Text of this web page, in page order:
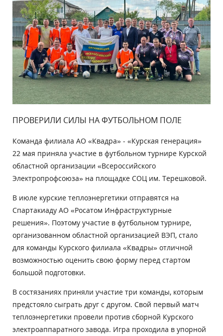
ПРОВЕРИЛИ СИЛЫ НА ФУТБОЛЬНОМ ПОЛЕ
Команда филиала АО «Квадра» - «Курская генерация»
22 мая приняла участие в футбольном турнире Курской
областной организации «Всероссийского
Электропрофсоюза» на площадке СОЦ им. Терешковой.
В июле курские теплоэнергетики отправятся на
Спартакиаду АО «Росатом Инфраструктурные
решения». Поэтому участие в футбольном турнире,
организованном областной организацией ВЭП, стало
для команды Курского филиала «Квадры» отличной
возможностью оценить свою форму перед стартом
большой подготовки.
В состязаниях приняли участие три команды, которым
предстояло сыграть друг с другом. Свой первый матч
теплоэнергетики провели против сборной Курского
электроаппаратного завода. Игра проходила в упорной